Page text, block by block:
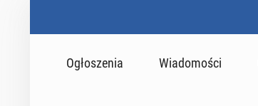
Ogłoszenia Wiadomości